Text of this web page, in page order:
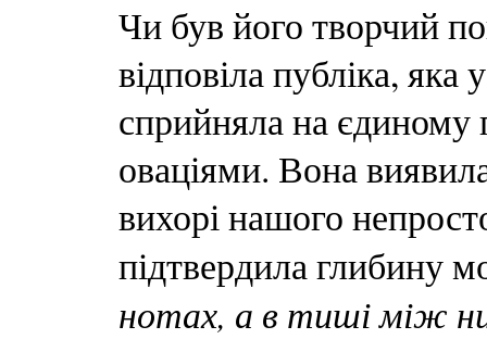
Чи був його творчий
відповіла публіка,
сприйняла на
оваціями. Вона
вихорі нашого
підтвердила глибину
нотах, а в тиші між